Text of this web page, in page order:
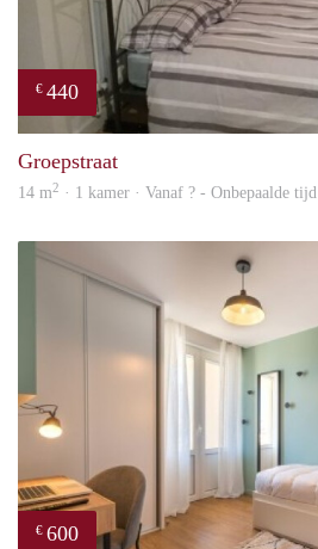
€ 440
Groepstraat
14 m2 · 1 kamer · Vanaf ? - Onbepaalde tijd
€ 600